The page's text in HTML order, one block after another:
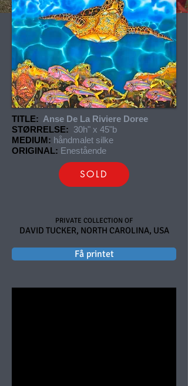
TITLE: Anse De La Riviere Doree
STØRRELSE: 30h" x 45"b
MEDIUM: håndmalet silke
ORIGINAL: Enestående
SOLD
PRIVATE COLLECTION OF
DAVID TUCKER, NORTH CAROLINA, USA
Få printet